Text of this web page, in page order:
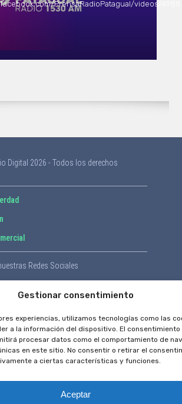
Gestionar consentimiento
experiencias, utilizamos tecnologías como las
a la información del dispositivo. El
procesar datos como el comportamiento de
en este sitio. No consentir o retirar el
a ciertas características y funciones.
Aceptar
PrensaRadioPatagual/videos/
Digital 2026 - Todos los derechos
Redes Sociales